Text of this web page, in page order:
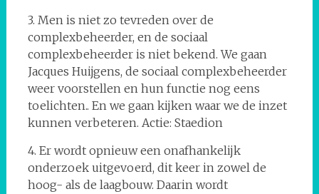
3. Men is niet zo tevreden over de
complexbeheerder, en de sociaal
complexbeheerder is niet bekend. We gaan
Jacques Huijgens, de sociaal complexbeheerder
weer voorstellen en hun functie nog eens
toelichten.. En we gaan kijken waar we de inzet
kunnen verbeteren. Actie: Staedion
4. Er wordt opnieuw een onafhankelijk
onderzoek uitgevoerd, dit keer in zowel de
hoog- als de laagbouw. Daarin wordt